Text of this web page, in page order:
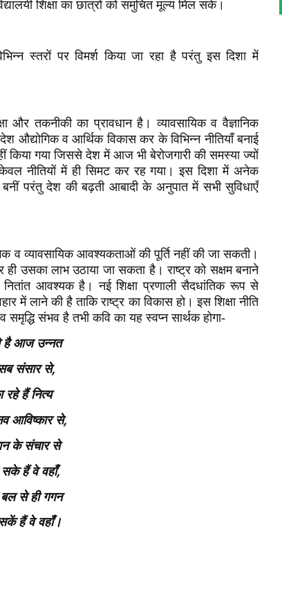
शिक्षा का छात्रों को समुचित मूल्य मिल सके।
स्तरों पर विमर्श किया जा रहा है परंतु इस दिशा में
और तकनीकी का प्रावधान है। व्यावसायिक व वैज्ञानिक
औद्योगिक व आर्थिक विकास कर के विभिन्न नीतियाँ बनाई
किया गया जिससे देश में आज भी बेरोजगारी की समस्या ज्यों
केवल नीतियों में ही सिमट कर रह गया। इस दिशा में अनेक
बनीं परंतु देश की बढ़ती आबादी के अनुपात में सभी सुविधाएँ
व व्यावसायिक आवश्यकताओं की पूर्ति नहीं की जा सकती।
ही उसका लाभ उठाया जा सकता है। राष्ट्र को सक्षम बनाने
नितांत आवश्यक है। नई शिक्षा प्रणाली सैदधांतिक रूप से
लाने की है ताकि राष्ट्र का विकास हो। इस शिक्षा नीति
समृद्धि संभव है तभी कवि का यह स्वप्न सार्थक होगा-
है आज उन्नत
संसार से,
रहे हैं नित्य
आविष्कार से,
के संचार से
सके हैं वे वहाँ,
बल से ही गगन
हैं वे वहाँ।